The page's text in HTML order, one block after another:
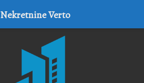
Nekretnine Verto